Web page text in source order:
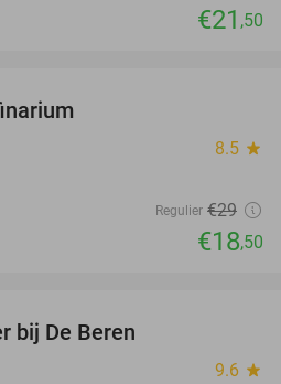
€21 ,50
8.5 star
Regulier €29
€18,50
bij De Beren
9.6 star